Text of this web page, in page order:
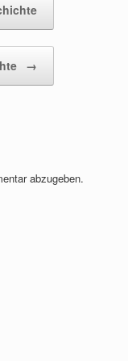
→
abzugeben.